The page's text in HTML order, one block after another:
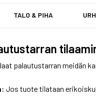
TALO & PIHA
palautustarran meidän
Jos tuote tilataan